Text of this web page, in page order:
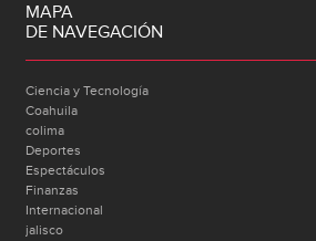
MAPA
DE NAVEGACIÓN
Ciencia y Tecnología
Coahuila
colima
Deportes
Espectáculos
Finanzas
Internacional
jalisco